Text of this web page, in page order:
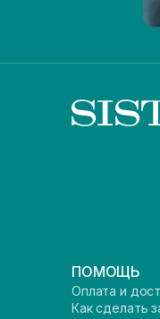
ПОМОЩЬ
Оплата и
Как сделать